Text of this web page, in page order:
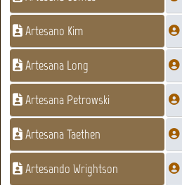
Artesano Kim
Artesana Long
Artesana Petrowski
Artesana Taethen
Artesando Wrightson